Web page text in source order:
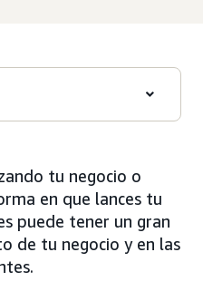
tu negocio o
en que lances tu
puede tener un gran
de tu negocio y en las